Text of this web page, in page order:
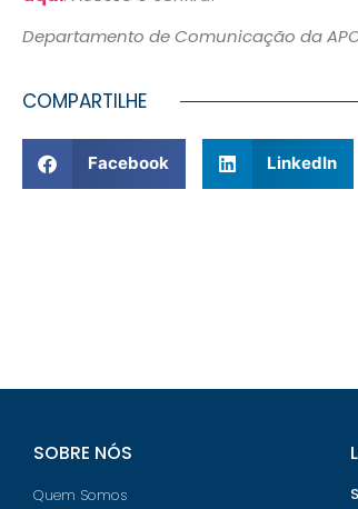
Departamento de Comunicação da
COMPARTILHE
Facebook LinkedIn
SOBRE NÓS
Quem Somos